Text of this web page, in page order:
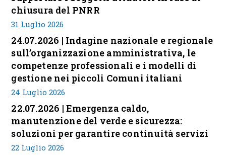
chiusura del PNRR
31 Luglio 2026
24.07.2026 | Indagine nazionale e regionale
sull’organizzazione amministrativa, le
competenze professionali e i modelli di
gestione nei piccoli Comuni italiani
24 Luglio 2026
22.07.2026 | Emergenza caldo,
manutenzione del verde e sicurezza:
soluzioni per garantire continuità servizi
22 Luglio 2026